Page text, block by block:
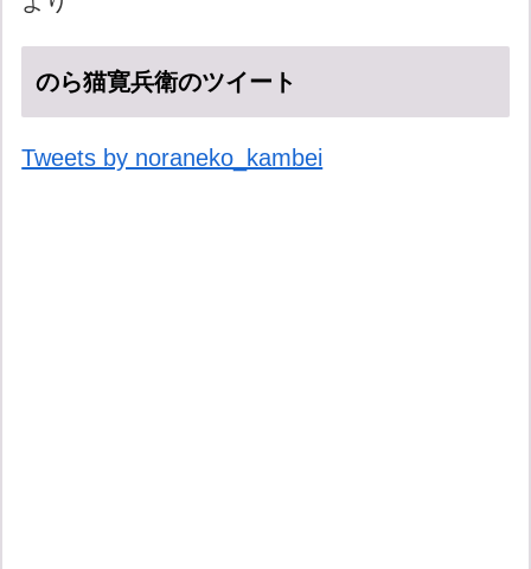
のら猫寛兵衛のツイート
Tweets by noraneko_kambei